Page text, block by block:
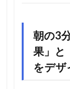
朝の3
果」と
をデザ